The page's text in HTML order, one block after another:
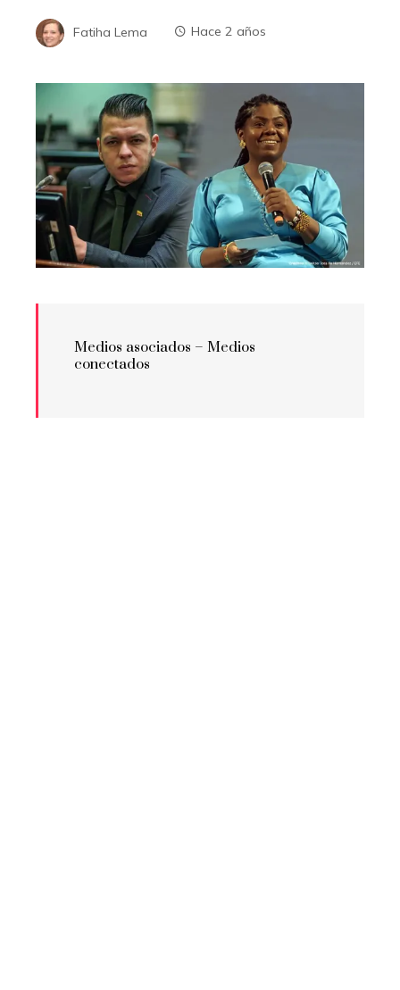
Fatiha Lema Hace 2 años
Medios asociados – Medios
conectados